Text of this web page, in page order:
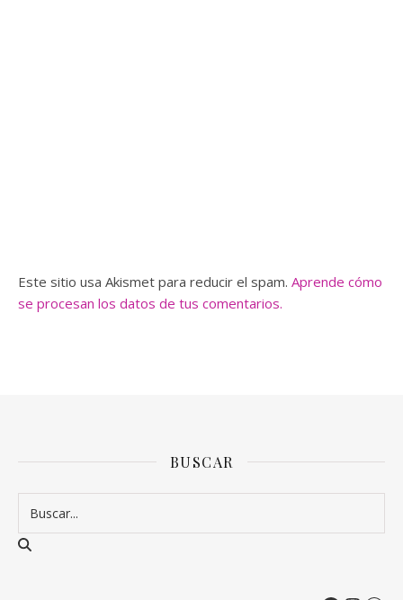
Este sitio usa Akismet para reducir el spam. Aprende cómo
se procesan los datos de tus comentarios.
BUSCAR